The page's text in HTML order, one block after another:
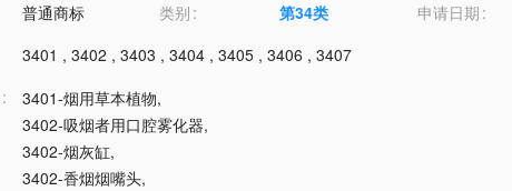
普通商标 类别 第34类 申请日期
3401 , 3402 , 3403 , 3404 , 3405 , 3406 , 3407
3401-烟用草本植物,
3402-吸烟者用口腔雾化器,
3402-烟灰缸,
3402-香烟烟嘴头,